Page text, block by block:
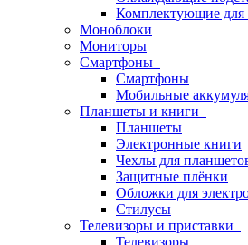
Комплектующие для
Моноблоки
Мониторы
Смартфоны
Смартфоны
Мобильные
Планшеты и книги
Планшеты
Электронные книги
Чехлы для
Защитные плёнки
Обложки для
Стилусы
Телевизоры и приставки
Телевизоры